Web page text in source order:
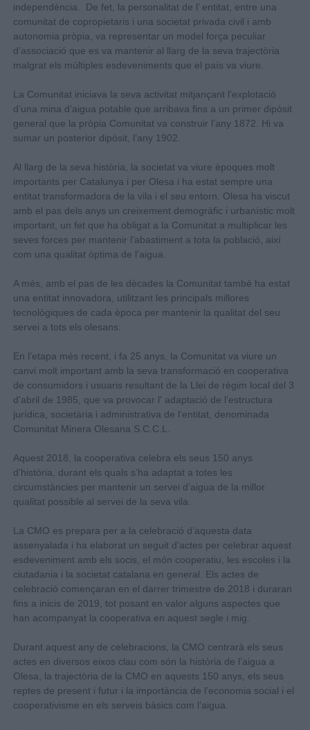
independència. De fet, la personalitat de l’ entitat, entre una
comunitat de copropietaris i una societat privada civil i amb
autonomia pròpia, va representar un model força peculiar
d’associació que es va mantenir al llarg de la seva trajectòria
malgrat els múltiples esdeveniments que el país va viure.
La Comunitat iniciava la seva activitat mitjançant l’explotació
d’una mina d’aigua potable que arribava fins a un primer dipòsit
general que la pròpia Comunitat va construir l’any 1872. Hi va
sumar un posterior dipòsit, l’any 1902.
Al llarg de la seva història, la societat va viure èpoques molt
importants per Catalunya i per Olesa i ha estat sempre una
entitat transformadora de la vila i el seu entorn. Olesa ha viscut
amb el pas dels anys un creixement demogràfic i urbanístic molt
important, un fet que ha obligat a la Comunitat a multiplicar les
seves forces per mantenir l’abastiment a tota la població, així
com una qualitat òptima de l’aigua.
A més, amb el pas de les dècades la Comunitat també ha estat
una entitat innovadora, utilitzant les principals millores
tecnològiques de cada època per mantenir la qualitat del seu
servei a tots els olesans.
En l’etapa més recent, i fa 25 anys, la Comunitat va viure un
canvi molt important amb la seva transformació en cooperativa
de consumidors i usuaris resultant de la Llei de règim local del 3
d’abril de 1985, que va provocar l' adaptació de l’estructura
jurídica, societària i administrativa de l’entitat, denominada
Comunitat Minera Olesana S.C.C.L.
Aquest 2018, la cooperativa celebra els seus 150 anys
d’història, durant els quals s’ha adaptat a totes les
circumstàncies per mantenir un servei d’aigua de la millor
qualitat possible al servei de la seva vila.
La CMO es prepara per a la celebració d’aquesta data
assenyalada i ha elaborat un seguit d’actes per celebrar aquest
esdeveniment amb els socis, el món cooperatiu, les escoles i la
ciutadania i la societat catalana en general. Els actes de
celebració començaran en el darrer trimestre de 2018 i duraran
fins a inicis de 2019, tot posant en valor alguns aspectes que
han acompanyat la cooperativa en aquest segle i mig.
Durant aquest any de celebracions, la CMO centrarà els seus
actes en diversos eixos clau com són la història de l’aigua a
Olesa, la trajectòria de la CMO en aquests 150 anys, els seus
reptes de present i futur i la importància de l’economia social i el
cooperativisme en els serveis bàsics com l’aigua.